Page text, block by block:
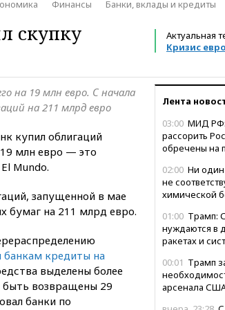
Финансы Банки, вклады и кредиты
Актуальная
Кризис евро
скупку
Лента
03:00 МИД РФ:
рассорить
обречены на
02:00 Ни
не
химической
01:00 Трамп:
нуждаются в
ракетах и
00:01 Трамп
арсенала
на 19 млн евро. С начала
на 211 млрд евро
купил облигаций
млн евро — это
Mundo.
запущенной в мае
бумаг на 211 млрд евро.
банкам кредиты на
выделены более
быть возвращены 29
банки по